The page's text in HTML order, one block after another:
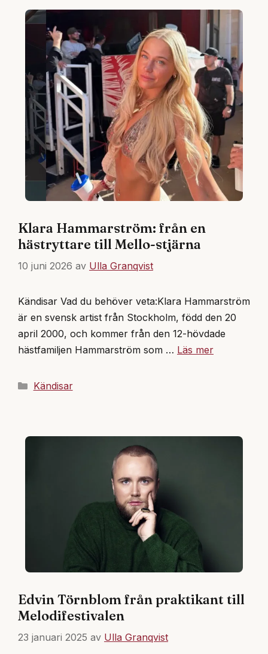
Klara Hammarström: från en
hästryttare till Mello-stjärna
10 juni 2026 av Ulla Granqvist
Kändisar Vad du behöver veta:Klara Hammarström
är en svensk artist från Stockholm, född den 20
april 2000, och kommer från den 12-hövdade
hästfamiljen Hammarström som … Läs mer
Kategorier
Kändisar
Edvin Törnblom från praktikant till
Melodifestivalen
23 januari 2025 av Ulla Granqvist